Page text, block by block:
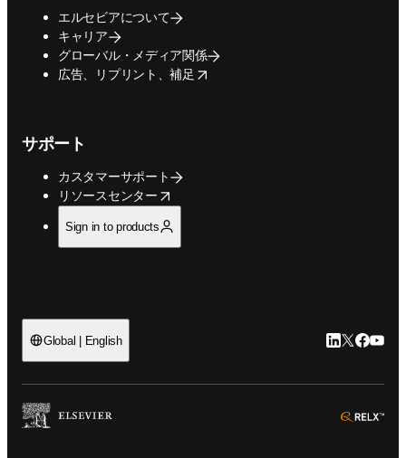
エルセビアについて
キャリア
グローバル・メディア関係
広告、リプリント、補足
opens in new tab/window
サポート
カスタマーサポート
リソースセンター
opens in new tab/window
Sign in to products
Global | English LinkedIn 新
Twitter 新